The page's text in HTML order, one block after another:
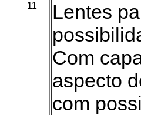
11
Lentes
Com
aspecto
com